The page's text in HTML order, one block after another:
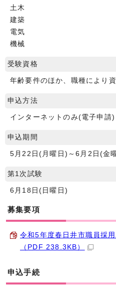
土木
建築
電気
機械
受験資格
年齢要件のほか、職種により
申込方法
インターネットのみ(電子申請)
申込期間
5月22日(月曜日)～6月2日(金
第1次試験
6月18日(日曜日)
募集要項
令和5年度春日井市職員採
（PDF 238.3KB）
申込手続